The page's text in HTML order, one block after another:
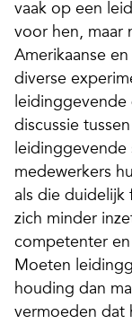
vaak op een
voor hen, maar
Amerikaanse
diverse
leidinggevende
discussie
medewerkers
als die duidelijk
zich minder
competenter
Moeten
houding dan
vermoeden dat